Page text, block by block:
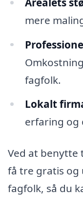
mere
fagfolk.
Lokalt
erfaring og
Ved at benytte
få tre gratis
fagfolk, så du